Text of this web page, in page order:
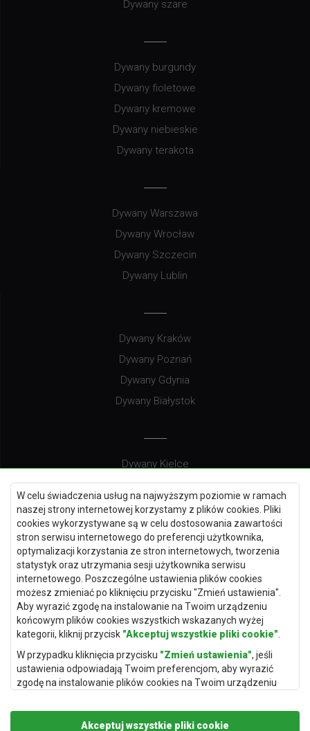
W celu świadczenia usług na najwyższym poziomie w ramach
naszej strony internetowej korzystamy z plików cookies. Pliki
cookies wykorzystywane są w celu dostosowania zawartości
stron serwisu internetowego do preferencji użytkownika,
optymalizacji korzystania ze stron internetowych, tworzenia
statystyk oraz utrzymania sesji użytkownika serwisu
internetowego. Poszczególne ustawienia plików cookies
możesz zmieniać po kliknięciu przycisku "Zmień ustawienia".
Aby wyrazić zgodę na instalowanie na Twoim urządzeniu
końcowym plików cookies wszystkich wskazanych wyżej
kategorii, kliknij przycisk "Akceptuj wszystkie pliki cookie"
W przypadku kliknięcia przycisku "Zmień ustawienia", jeśli
ustawienia odpowiadają Twoim preferencjom, aby wyrazić
zgodę na instalowanie plików cookies na Twoim urządzeniu
"Zapisz i zaakceptuj".
Akceptuj wszystkie pliki cookie
Dywany szare
Dywany burgundy
Dywany fioletowe
Dywany kremowe
Dywany niebieskie
Dywany terakota
Dywany Warszawa
Dywany Wrocław
Dywany Szczecin
Dywany Lublin
Dywany Kraków
Dywany Poznań
Dywany Gdynia
Dywany Białystok
Dywany Kielce
Dywany Gdańsk
Dywany Toruń
Dywany Bydgoszcz
Dywany Łódź
Dywany Katowice
Dywany Rzeszów
Dywany Częstochowa